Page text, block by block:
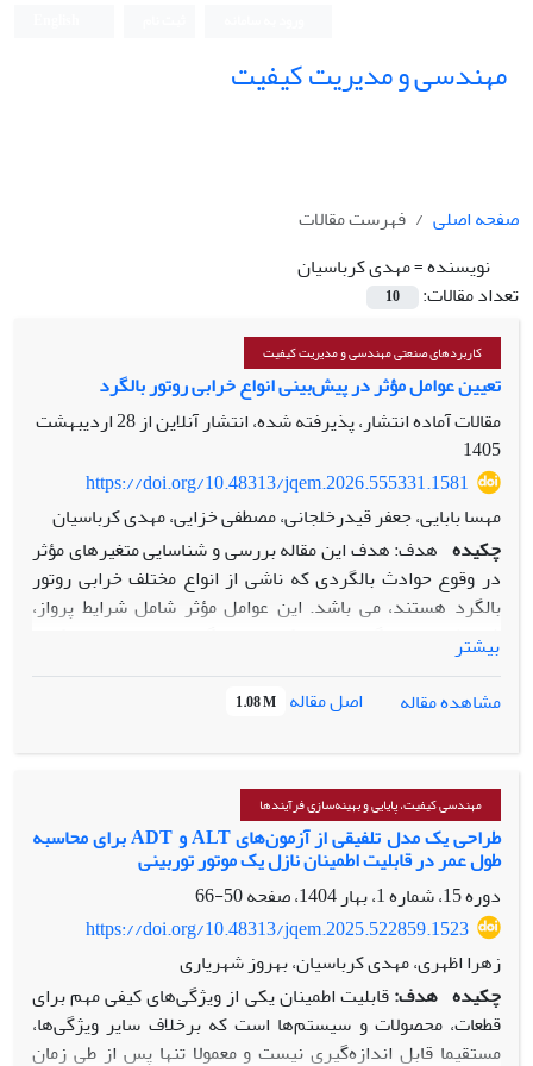
مهندسی و مدیریت کیفیت
صفحه اصلی
فهرست مقالات
نویسنده =مهدی کرباسیان
تعداد مقالات:
10
کاربردهای صنعتی مهندسی و مدیریت کیفیت
تعیین عوامل مؤثر در پیش‌بینی انواع خرابی روتور بالگرد
مقالات آماده انتشار، پذیرفته شده، انتشار آنلاین از
28 اردیبهشت
1405
https://doi.org/10.48313/jqem.2026.555331.1581
مهسا بابایی، جعفر قیدرخلجانی، مصطفی خزایی، مهدی کرباسیان
چکیده هدف: هدف این مقاله بررسی و شناسایی متغیرهای مؤثر
در وقوع حوادث بالگردی که ناشی از انواع مختلف خرابی روتور
بالگرد هستند، می باشد. این عوامل مؤثر شامل شرایط پرواز،
شرایط تعمیر و نگهداری و پیکربندی بالگرد است. با این رویکرد،
می‌توان حوادث را به طور مؤثرتری بررسی کرد و ایمنی پرواز را به
طور قابل توجهی بهبود بخشید.
روش‌شناسی پژوهش: با تجزیه و تحلیل ۱۳۵ حادثه خرابی روتور از
هشت کلاس خرابی شناسایی شد. با نظرسنجی از متخصصان و
بررسی مقالات در زمینه حوادث بالگردی، نه ویژگی به عنوان
عوامل احتمالی موثردر وقوع حوادث بالگردی پیشنهاد شد. اهمیت
این عوامل با کمک پنج روش انتخاب ویژگی بررسی شده است.
حداکثر وزن برخاستن، تعداد ساعات پرواز بعد از آخرین بازرسی،
نوع آخرین بازرسی، توان موتور بالگرد، کل ساعات پروازی، ارتفاع،
سرعت باد، جهت باد و فاز پرواز به عنوان ویژگی‌های ورودی در
نظر گرفته شده‌اند. پنج روش شناخته‌شده انتخاب ویژگی، شامل
ماتریس همبستگی، روش Extreme Gradient Boosting ، اطلاعات
بیشتر
مشاهده مقاله
اصل مقاله 1.08 M
مهندسی کیفیت، پایایی و بهینه‌سازی فرآیندها
طراحی یک مدل تلفیقی از آزمون‌های ALT و ADT برای محاسبه
طول عمر در قابلیت اطمینان نازل یک موتور توربینی
دوره 15، شماره 1، بهار 1404، صفحه
50-66
https://doi.org/10.48313/jqem.2025.522859.1523
زهرا اظهری، مهدی کرباسیان، بهروز شهریاری
چکیده هدف:قابلیت اطمینان یکی از ویژگی‌های کیفی مهم برای
قطعات، محصولات و سیستم‌ها است که برخلاف سایر ویژگی‌ها،
مستقیما قابل اندازه‌گیری نیست و معمولا تنها پس از طی زمان